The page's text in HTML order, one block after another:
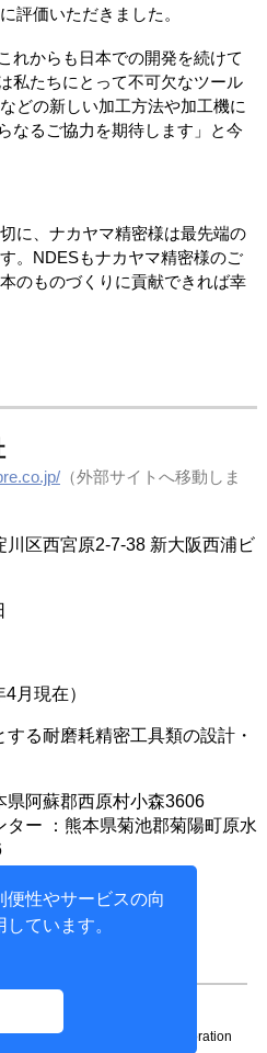
性やサービスの向
ています。
評価いただきました。
れからも日本での開発を続けて
私たちにとって不可欠なツール
どの新しい加工方法や加工機に
なるご協力を期待します」と今
に、ナカヤマ精密様は最先端の
。NDESもナカヤマ精密様のご
のものづくりに貢献できれば幸
（外部サイトへ移動しま
川区西宮原2-7-38 新大阪西浦ビ
月現在）
する耐磨耗精密工具類の設計・
県阿蘇郡西原村小森3606
ター ：熊本県菊池郡菊陽町原水
ENGINEERING SYSTEMS Corporation